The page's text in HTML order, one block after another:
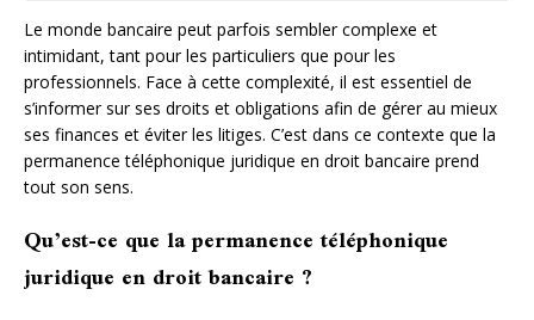
Le monde bancaire peut parfois sembler complexe et
intimidant, tant pour les particuliers que pour les
professionnels. Face à cette complexité, il est essentiel de
s’informer sur ses droits et obligations afin de gérer au mieux
ses finances et éviter les litiges. C’est dans ce contexte que la
permanence téléphonique juridique en droit bancaire prend
tout son sens.
Qu’est-ce que la permanence téléphonique
juridique en droit bancaire ?